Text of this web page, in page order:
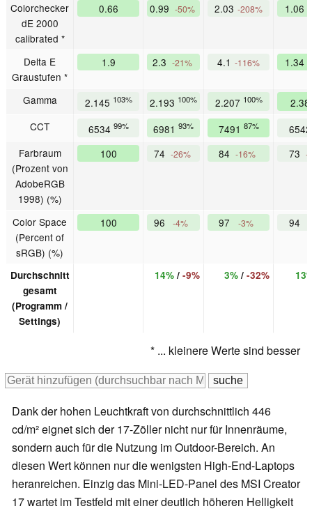
Colorchecker
dE 2000
calibrated *
0.66 0.99 -50% 2.03 -208% 1.06
Delta E
Graustufen *
1.9 2.3 -21% 4.1 -116% 1.34
Gamma 2.145 103% 2.193 100% 2.207 100%
2.38
CCT
6534 99% 6981 93% 7491 87%
Farbraum
(Prozent von
AdobeRGB
1998) (%)
100 74 -26% 84 -16% 73 -
Color Space
(Percent of
sRGB) (%)
100 96 -4% 97 -3% 94
Durchschnitt
gesamt
(Programm /
Settings)
14%/ -9% 3%/ -32%
* ... kleinere Werte sind besser
Dank der hohen Leuchtkraft von durchschnittlich 446
cd/m² eignet sich der 17-Zöller nicht nur für Innenräume,
sondern auch für die Nutzung im Outdoor-Bereich. An
diesen Wert können nur die wenigsten High-End-Laptops
heranreichen. Einzig das Mini-LED-Panel des MSI Creator
17 wartet im Testfeld mit einer deutlich höheren Helligkeit